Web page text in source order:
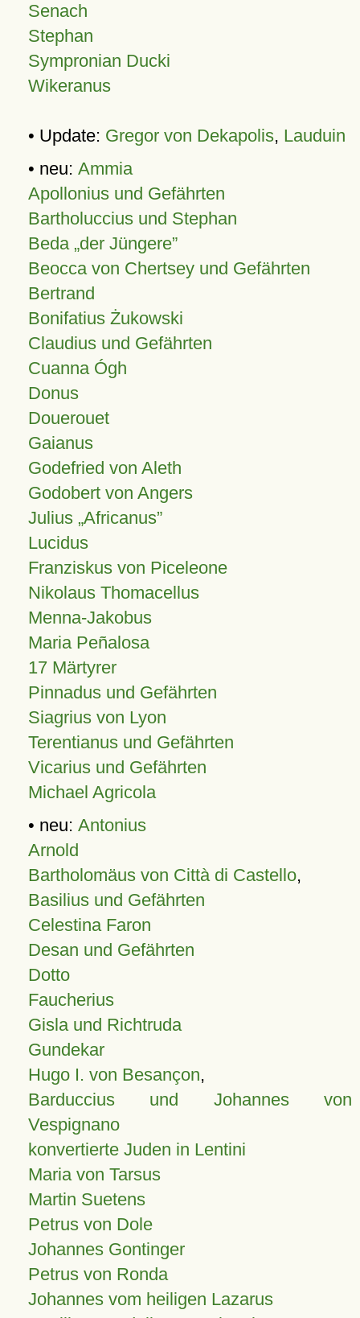
Senach
Stephan
Sympronian Ducki
Wikeranus
• Update: Gregor von Dekapolis, Lauduin
• neu: Ammia
Apollonius und Gefährten
Bartholuccius und Stephan
Beda „der Jüngere”
Beocca von Chertsey und Gefährten
Bertrand
Bonifatius Żukowski
Claudius und Gefährten
Cuanna Ógh
Donus
Douerouet
Gaianus
Godefried von Aleth
Godobert von Angers
Julius Africanus
Lucidus
Franziskus von Piceleone
Nikolaus Thomacellus
Menna-Jakobus
Maria Peñalosa
17 Märtyrer
Pinnadus und Gefährten
Siagrius von Lyon
Terentianus und Gefährten
Vicarius und Gefährten
Michael Agricola
• neu: Antonius
Arnold
Bartholomäus von Città di Castello,
Basilius und Gefährten
Celestina Faron
Desan und Gefährten
Dotto
Faucherius
Gisla und Richtruda
Gundekar
Hugo I. von Besançon,
Barduccius und Johannes von
Vespignano
konvertierte Juden in Lentini
Maria von Tarsus
Martin Suetens
Petrus von Dole
Johannes Gontinger
Petrus von Ronda
Johannes vom heiligen Lazarus